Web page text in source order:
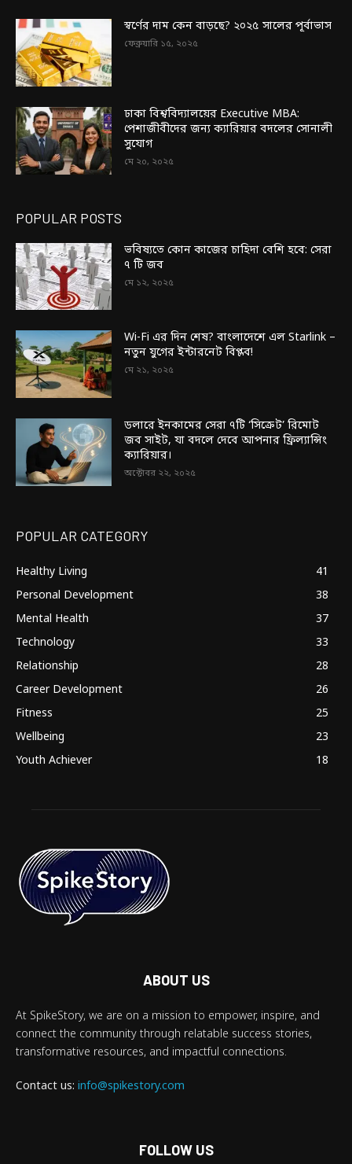
স্বর্ণের দাম কেন বাড়ছে? ২০২৫ সালের পূর্বাভাস
ফেব্রুয়ারি ১৫, ২০২৫
ঢাকা বিশ্ববিদ্যালয়ের Executive MBA:
পেশাজীবীদের জন্য ক্যারিয়ার বদলের সোনালী
সুযোগ
মে ২০, ২০২৫
POPULAR POSTS
ভবিষ্যতে কোন কাজের চাহিদা বেশি হবে: সেরা
৭ টি জব
মে ১২, ২০২৫
Wi-Fi এর দিন শেষ? বাংলাদেশে এল Starlink –
নতুন যুগের ইন্টারনেট বিপ্লব!
মে ২১, ২০২৫
ডলারে ইনকামের সেরা ৭টি ‘সিক্রেট’ রিমোট
জব সাইট, যা বদলে দেবে আপনার ফ্রিল্যান্সিং
ক্যারিয়ার।
অক্টোবর ২২, ২০২৫
POPULAR CATEGORY
Healthy Living
41
Personal Development
38
Mental Health
37
Technology
33
Relationship
28
Career Development
26
Fitness
25
Wellbeing
23
Youth Achiever
18
ABOUT US
At SpikeStory, we are on a mission to empower, inspire, and
connect the community through relatable success stories,
transformative resources, and impactful connections.
Contact us: info@spikestory.com
FOLLOW US